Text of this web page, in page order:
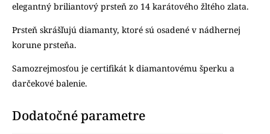
elegantný briliantový prsteň zo 14 karátového žltého zlata.
Prsteň skrášľujú diamanty, ktoré sú osadené v nádhernej
korune prsteňa.
Samozrejmosťou je certifikát k diamantovému šperku a
darčekové balenie.
Dodatočné parametre